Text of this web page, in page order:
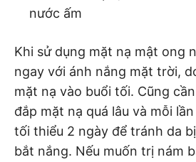
nước ấm
Khi sử dụng mặt nạ mật ong
ngay với ánh nắng mặt trời,
mặt nạ vào buổi tối. Cũng
đắp mặt nạ quá lâu và mỗi
tối thiểu 2 ngày để tránh da
bắt nắng. Nếu muốn trị nám